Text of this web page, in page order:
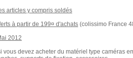
articles y compris soldés
à partir de 199¤ d'achats (colissimo France
2012
vous devez acheter du matériel type caméras